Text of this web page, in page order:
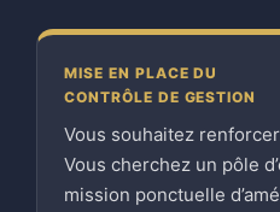
MISE EN PLACE DU
CONTRÔLE DE GESTION
Vous souhaitez
Vous cherchez un pôle
mission ponctuelle